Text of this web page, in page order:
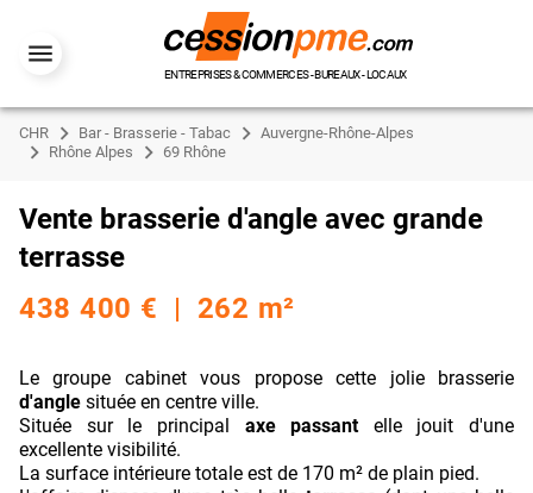
ENTREPRISES & COMMERCES - BUREAUX - LOCAUX
CHR Bar - Brasserie - Tabac
Auvergne-Rhône-Alpes
Rhône Alpes
69 Rhône
Vente brasserie d'angle avec grande
terrasse
438 400 € | 262 m²
Le groupe cabinet vous propose cette jolie brasserie
d'angle située en centre ville.
Située sur le principal axe passantelle jouit d'une
excellente visibilité.
La surface intérieure totale est de 170 m² de plain pied.